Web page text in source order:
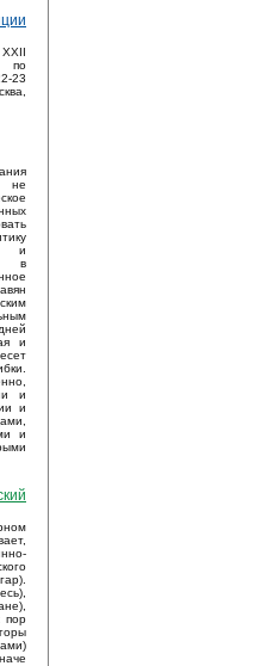
по
23
не
и
в
и
и
и
и
пор